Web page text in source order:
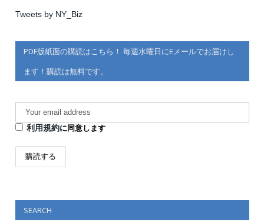
Tweets by NY_Biz
PDF版紙面の購読はこちら！ 毎週水曜日にEメールでお届けし
ます！購読は無料です。
利用規約に同意します
SEARCH